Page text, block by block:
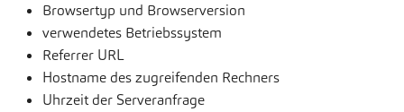
Browsertyp und Browserversion
verwendetes Betriebssystem
Referrer URL
Hostname des zugreifenden Rechners
Uhrzeit der Serveranfrage